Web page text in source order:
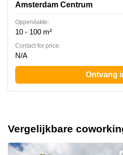
Amsterdam Centrum
Oppervlakte:
10 - 100 m²
Contact for price:
N/A
Ontvang
Vergelijkbare